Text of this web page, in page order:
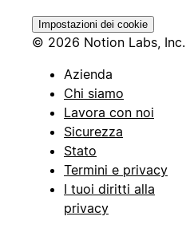
Impostazioni dei cookie
© 2026 Notion Labs, Inc.
Azienda
Chi siamo
Lavora con noi
Sicurezza
Stato
Termini e privacy
I tuoi diritti alla
privacy